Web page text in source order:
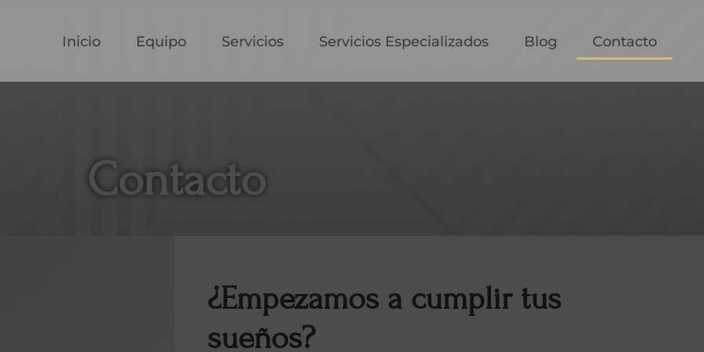
Inicio Equipo Servicios Servicios Especializados Blog Contacto
Contacto
¿Empezamos a cumplir tus
sueños?